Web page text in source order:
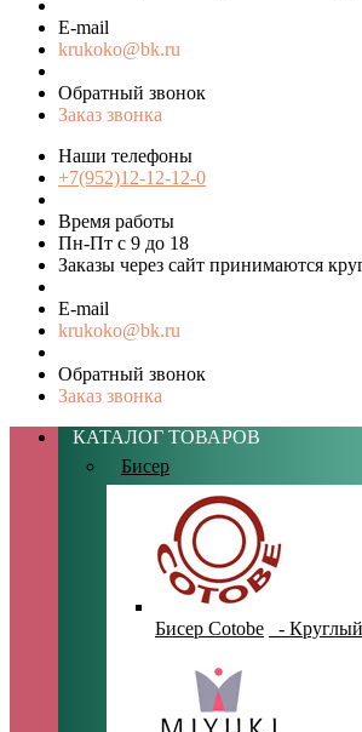
E-mail
krukoko@bk.ru
Обратный звонок
Заказ звонка
Наши телефоны
+7(952)12-12-12-0
Время работы
Пн-Пт с 9 до 18
Заказы через сайт принимаются
E-mail
krukoko@bk.ru
Обратный звонок
Заказ звонка
КАТАЛОГ ТОВАРОВ
Бисер
Бисер Cotobe -